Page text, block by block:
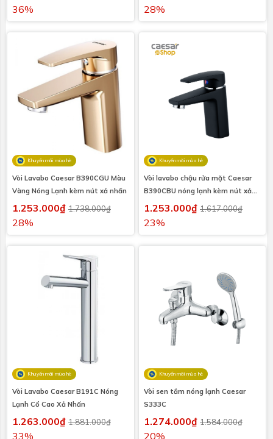
36% 28%
Khuyến mãi mùa hè
Vòi Lavabo Caesar B390CGU Màu
Vàng Nóng Lạnh kèm nút xả nhấn
1.253.000₫ 1.738.000₫
28%
Khuyến mãi mùa hè
Vòi lavabo chậu rửa mặt Caesar
B390CBU nóng lạnh kèm nút xả
nhấn
1.253.000₫ 1.617.000₫
23%
Khuyến mãi mùa hè
Vòi Lavabo Caesar B191C Nóng
Lạnh Cổ Cao Xả Nhấn
1.263.000₫ 1.881.000₫
33%
Khuyến mãi mùa hè
Vòi sen tắm nóng lạnh Caesar
S333C
1.274.000₫ 1.584.000₫
20%